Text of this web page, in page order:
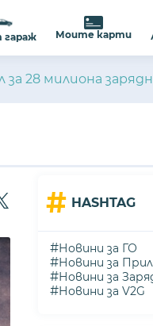
Моите карти
28 милиона
# HASHTAG
#Новини за ГО
#Новини за
#Новини за
#Новини за V2G